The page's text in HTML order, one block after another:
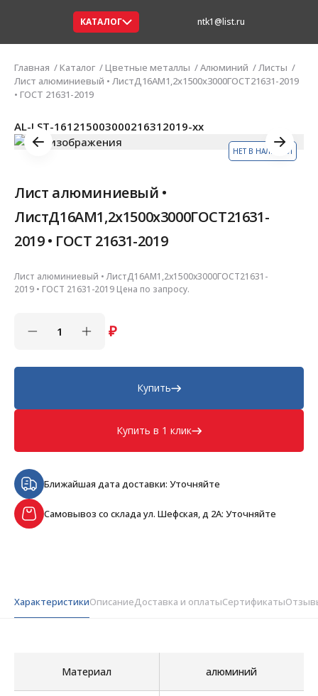
КАТАЛОГ ntk1@list.ru
Главная Каталог Цветные металлы Алюминий
Листы
Лист алюминиевый • ЛистД16АМ1,2х1500х3000ГОСТ21631-2019
• ГОСТ 21631-2019
НЕТ В НАЛИЧИИ
AL-LST-161215003000216312019-xx
Лист алюминиевый •
ЛистД16АМ1,2х1500х3000ГОСТ21631-
2019 • ГОСТ 21631-2019
Лист алюминиевый • ЛистД16АМ1,2х1500х3000ГОСТ21631-
2019 • ГОСТ 21631-2019 Цена по запросу.
₽
Купить
Купить в 1 клик
Ближайшая дата доставки: Уточняйте
Самовывоз со склада ул. Шефская, д 2А: Уточняйте
ХарактеристикиОписаниеДоставка и оплатыСертификаты
Материал алюминий